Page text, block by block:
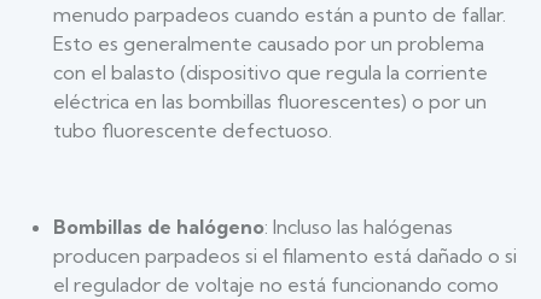
menudo parpadeos cuando están a punto de fallar.
Esto es generalmente causado por un problema
con el balasto (dispositivo que regula la corriente
eléctrica en las bombillas fluorescentes) o por un
tubo fluorescente defectuoso.
Bombillas de halógeno: Incluso las halógenas
producen parpadeos si el filamento está dañado o si
el regulador de voltaje no está funcionando como